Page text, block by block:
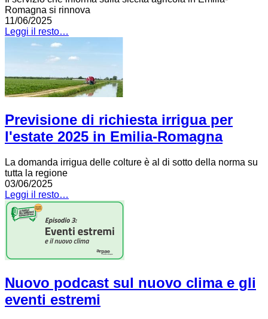
Romagna si rinnova
11/06/2025
Leggi il resto…
Previsione di richiesta irrigua per
l'estate 2025 in Emilia-Romagna
La domanda irrigua delle colture è al di sotto della norma su
tutta la regione
03/06/2025
Leggi il resto…
Nuovo podcast sul nuovo clima e gli
eventi estremi